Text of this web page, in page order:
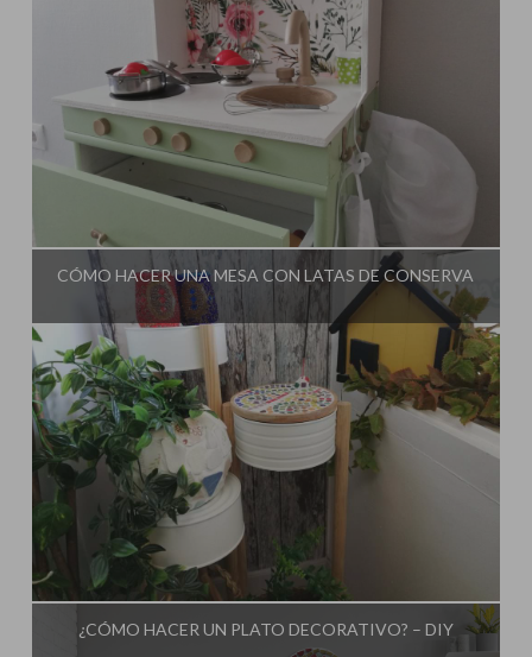
Influencer:El Taller de Ire
CÓMO HACER UNA MESA CON LATAS DE CONSERVA
Influencer: El Taller de Ire
¿CÓMO HACER UN PLATO DECORATIVO? – DIY